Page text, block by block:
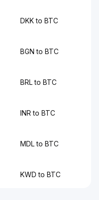
DKK to BTC
BGN to BTC
BRL to BTC
INR to BTC
MDL to BTC
KWD to BTC